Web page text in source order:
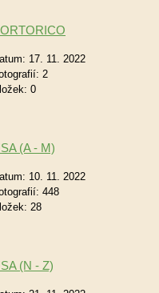
17. 11. 2022
2
0
(A - M)
10. 11. 2022
448
28
(N - Z)